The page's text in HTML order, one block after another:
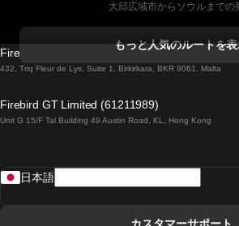
大邱広域市からソウルまでの
ダブリンからゴールウェイまで
ローマからナポリまでの列車
もっと人気のルートを
Firebird GT Limited (OC 1451)
432, Triq Fleur de Lys, Suite 1, Birkirkara, BKR 9061, Malta
Firebird GT Limited (61211989)
Unit G 15/F Tal Building 49 Austin Road, KL, Hong Kong
日本語